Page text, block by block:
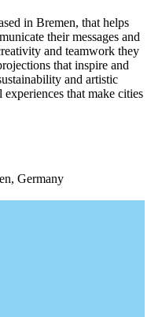
in Bremen, that helps
their messages and
and teamwork they
that inspire and
and artistic
that make cities
Germany